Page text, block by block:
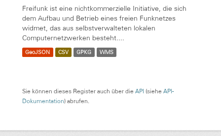
Freifunk ist eine nichtkommerzielle Initiative, die sich
dem Aufbau und Betrieb eines freien Funknetzes
widmet, das aus selbstverwalteten lokalen
Computernetzwerken besteht....
GeoJSON CSV GPKG WMS
Sie können dieses Register auch über die API (siehe API-
Dokumentation) abrufen.